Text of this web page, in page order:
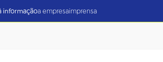
informaçãoa empresaimprensa